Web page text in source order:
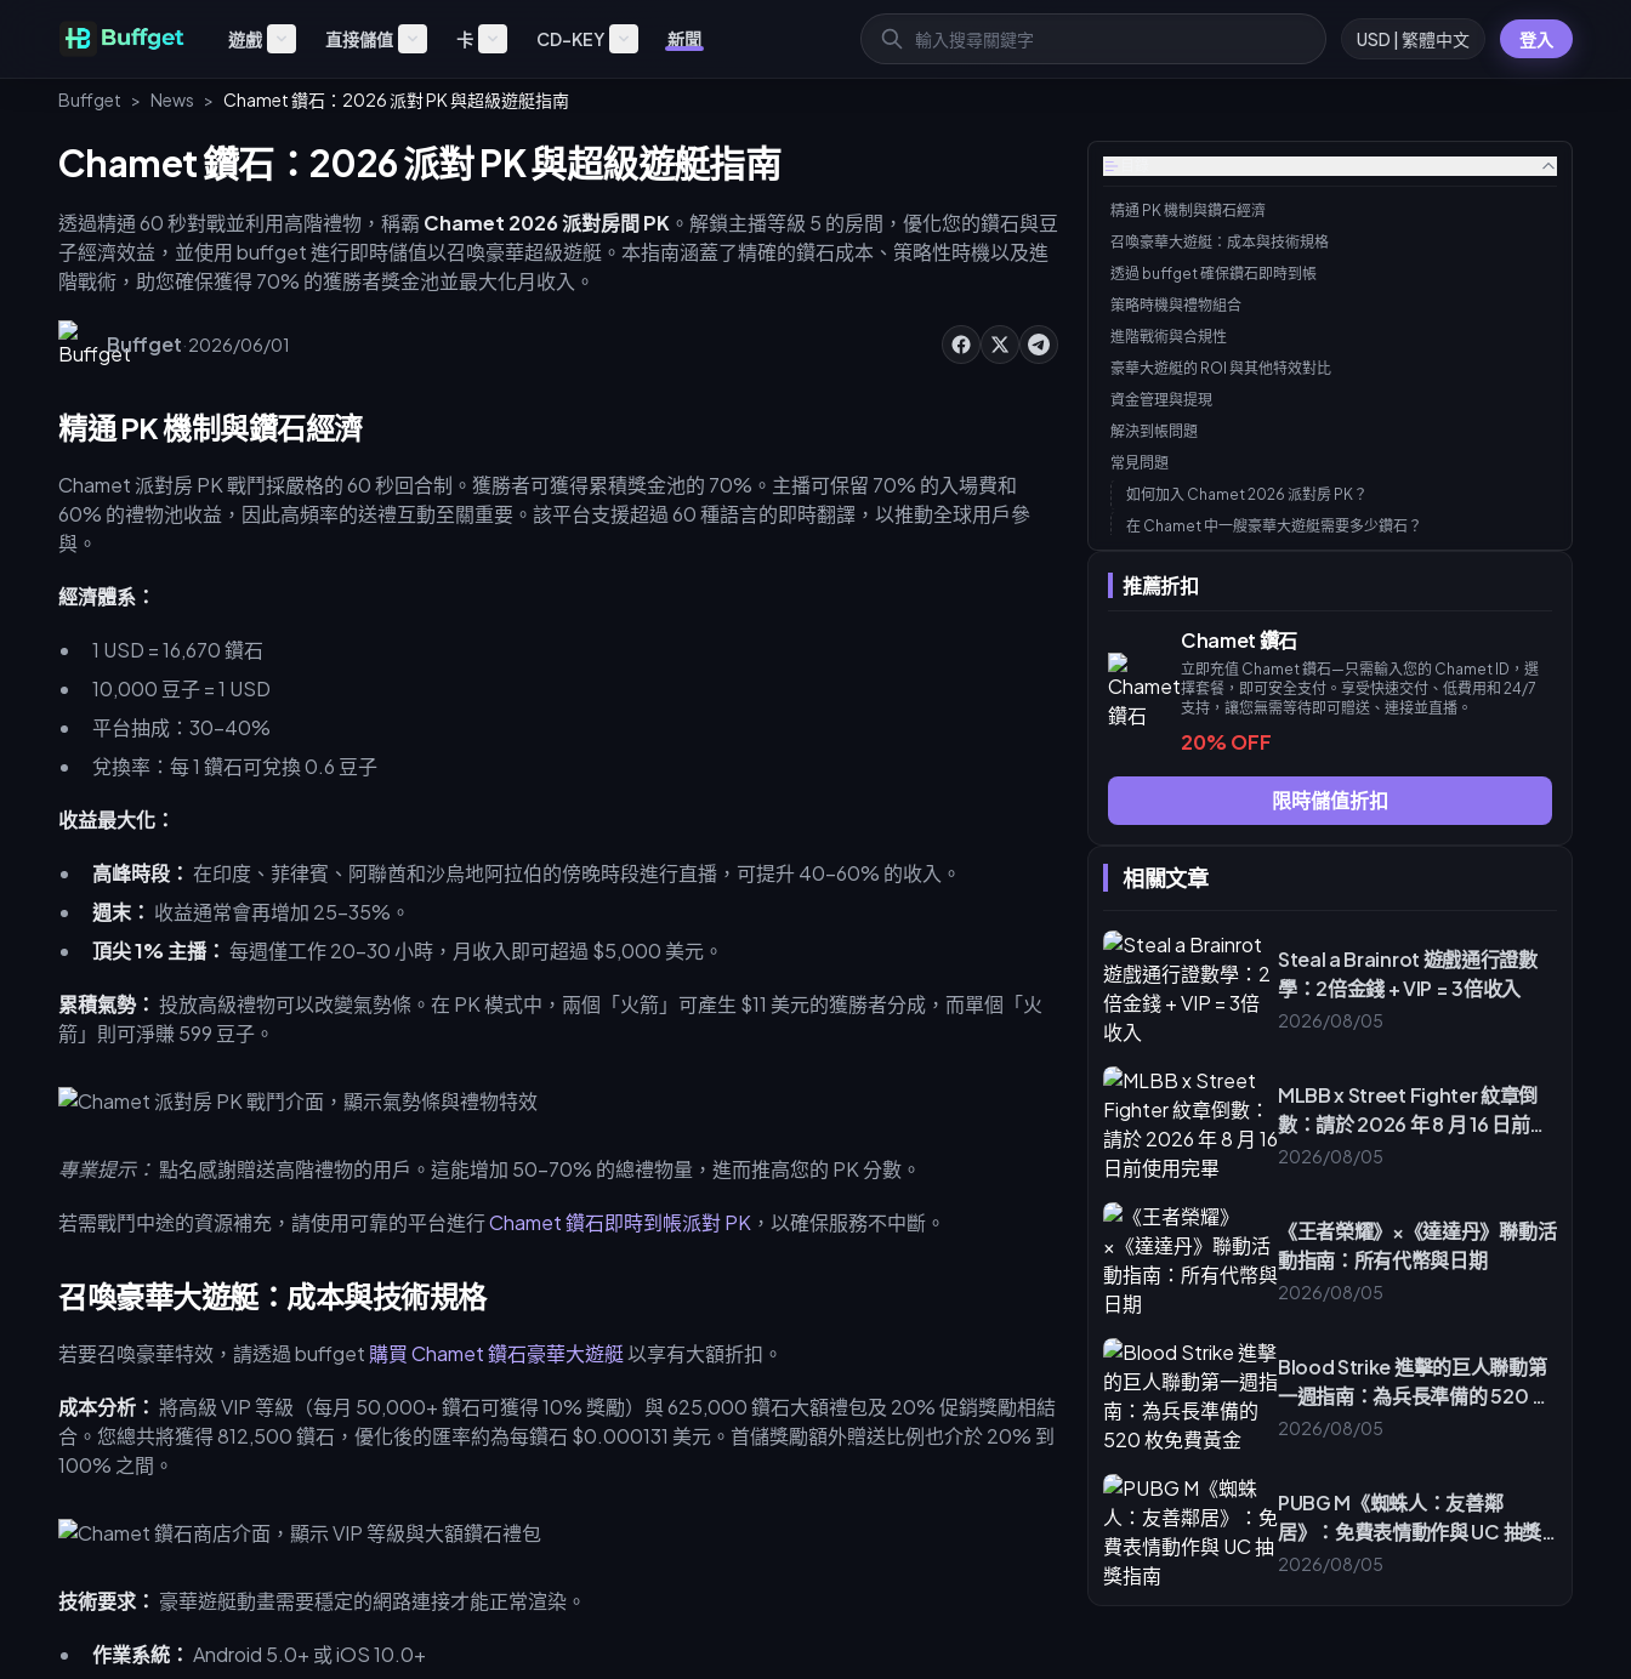
遊戲 直接儲值 卡 CD-KEY 新聞 USD | 繁體中文 登入
Buffget > News > Chamet 鑽石：2026 派對 PK 與超級遊艇指南
精通 PK 機制與鑽石經濟
召喚豪華大遊艇：成本與技術規格
透過 buffget 確保鑽石即時到帳
策略時機與禮物組合
進階戰術與合規性
豪華大遊艇的 ROI 與其他特效對比
資金管理與提現
解決到帳問題
常見問題
如何加入 Chamet 2026 派對房 PK？
在 Chamet 中一艘豪華大遊艇需要多少鑽石？
召喚豪華大遊艇能保證 PK 獲勝嗎？
如果在直播 PK 期間鑽石沒有到帳該怎麼辦？
推薦折扣
Chamet 鑽石
立即充值 Chamet 鑽石—只需輸入您的 Chamet ID，選
擇套餐，即可安全支付。享受快速交付、低費用和 24/7
支持，讓您無需等待即可贈送、連接並直播。
20% OFF
限時儲值折扣
相關文章
Steal a Brainrot 遊戲通行證數
學：2倍金錢 + VIP = 3倍收入
2026/08/05
MLBB x Street Fighter 紋章倒
數：請於 2026 年 8 月 16 日前使
用完畢
2026/08/05
《王者榮耀》×《達達丹》聯動活
動指南：所有代幣與日期
2026/08/05
Blood Strike 進擊的巨人聯動第
一週指南：為兵長準備的 520 枚
免費黃金
2026/08/05
PUBG M《蜘蛛人：友善鄰
居》：免費表情動作與 UC 抽獎
指南
2026/08/05
Chamet 鑽石：2026 派對 PK 與超級遊艇指南
透過精通 60 秒對戰並利用高階禮物，稱霸 Chamet 2026 派對房間 PK 。解鎖主播等級 5 的房間，優化您的鑽石與豆
子經濟效益，並使用 buffget 進行即時儲值以召喚豪華超級遊艇。本指南涵蓋了精確的鑽石成本、策略性時機以及進
階戰術，助您確保獲得 70% 的獲勝者獎金池並最大化月收入。
Buffget·2026/06/01
精通 PK 機制與鑽石經濟
Chamet 派對房 PK 戰鬥採嚴格的 60 秒回合制。獲勝者可獲得累積獎金池的 70%。主播可保留 70% 的入場費和
60% 的禮物池收益，因此高頻率的送禮互動至關重要。該平台支援超過 60 種語言的即時翻譯，以推動全球用戶參
與。
經濟體系：
1 USD = 16,670 鑽石
10,000 豆子 = 1 USD
平台抽成：30-40%
兌換率：每 1 鑽石可兌換 0.6 豆子
收益最大化：
高峰時段： 在印度、菲律賓、阿聯酋和沙烏地阿拉伯的傍晚時段進行直播，可提升 40-60% 的收入。
週末： 收益通常會再增加 25-35%。
頂尖 1% 主播： 每週僅工作 20-30 小時，月收入即可超過 $5,000 美元。
累積氣勢： 投放高級禮物可以改變氣勢條。在 PK 模式中，兩個「火箭」可產生 $11 美元的獲勝者分成，而單個「火
箭」則可淨賺 599 豆子。
專業提示： 點名感謝贈送高階禮物的用戶。這能增加 50-70% 的總禮物量，進而推高您的 PK 分數。
若需戰鬥中途的資源補充，請使用可靠的平台進行Chamet 鑽石即時到帳派對 PK ，以確保服務不中斷。
召喚豪華大遊艇：成本與技術規格
若要召喚豪華特效，請透過 buffget 購買 Chamet 鑽石豪華大遊艇以享有大額折扣。
成本分析： 將高級 VIP 等級（每月 50,000+ 鑽石可獲得 10% 獎勵）與 625,000 鑽石大額禮包及 20% 促銷獎勵相結
合。您總共將獲得 812,500 鑽石，優化後的匯率約為每鑽石 $0.000131 美元。首儲獎勵額外贈送比例也介於 20% 到
100% 之間。
技術要求： 豪華遊艇動畫需要穩定的網路連接才能正常渲染。
作業系統： Android 5.0+ 或 iOS 10.0+